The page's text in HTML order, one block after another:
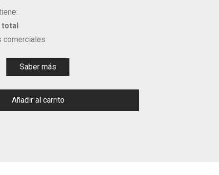
total
comerciales
Saber más
Añadir al carrito